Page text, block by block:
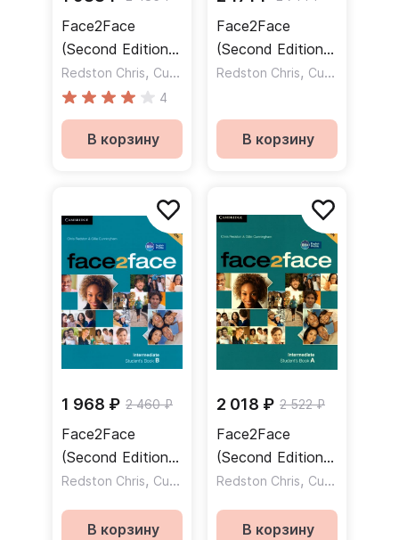
Face2Face
(Second Edition)
Pre-Intermediate
Student`s book A
/ Учебник Часть
Redston Chris, Cunningham Gillie
4
В корзину
Face2Face
(Second Edition)
Upper-
Student`s book +
online Workbook /
тетрадь
Redston Chris, Cunningham Gillie
В корзину
1 968 ₽ 2 460 ₽
Face2Face
(Second Edition)
Intermediate
/ Учебник Часть
Redston Chris, Cunningham Gillie
В корзину
2 018 ₽ 2 522 ₽
Face2Face
(Second Edition)
Intermediate
/ Учебник Часть
Redston Chris, Cunningham Gillie
В корзину